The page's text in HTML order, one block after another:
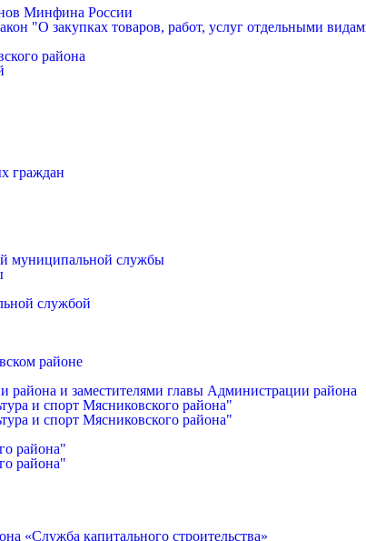
Минфина России
"О закупках товаров, работ, услуг отдельными
района
граждан
муниципальной службы
службой
районе
района и заместителями главы Администрации района
и спорт Мясниковского района"
и спорт Мясниковского района"
района"
района"
«Служба капитального строительства»